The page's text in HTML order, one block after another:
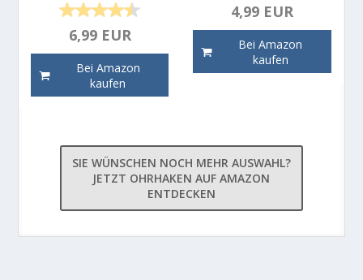
6,99 EUR
Bei Amazon
kaufen
4,99 EUR
Bei Amazon
kaufen
SIE WÜNSCHEN NOCH MEHR AUSWAHL?
JETZT OHRHAKEN AUF AMAZON
ENTDECKEN